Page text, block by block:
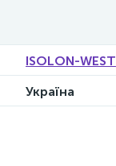
ISOLON-WEST
Україна